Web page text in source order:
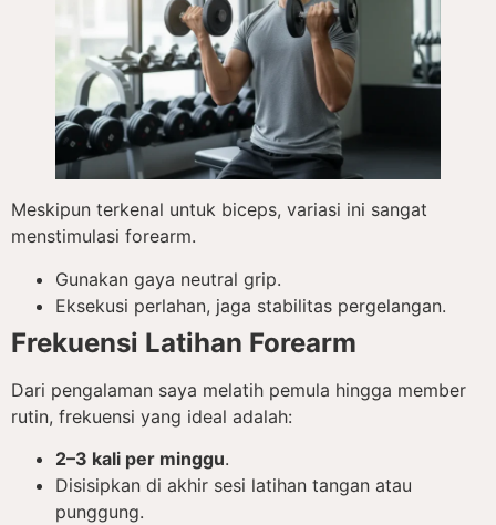
Meskipun terkenal untuk biceps, variasi ini sangat
menstimulasi forearm.
Gunakan gaya neutral grip.
Eksekusi perlahan, jaga stabilitas pergelangan.
Frekuensi Latihan Forearm
Dari pengalaman saya melatih pemula hingga member
rutin, frekuensi yang ideal adalah:
2–3 kali per minggu.
Disisipkan di akhir sesi latihan tangan atau
punggung.